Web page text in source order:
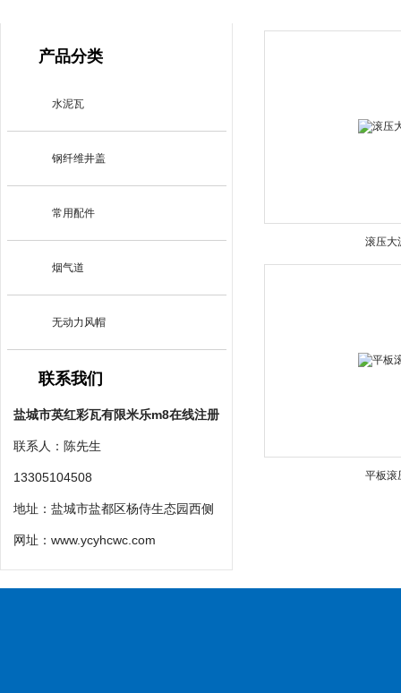
产品分类
水泥瓦
钢纤维井盖
常用配件
烟气道
无动力风帽
联系我们
盐城市英红彩瓦有限米乐m8在线注册
联系人：陈先生
13305104508
地址：盐城市盐都区杨侍生态园西侧
网址： www.ycyhcwc.com
滚压大
平板滚